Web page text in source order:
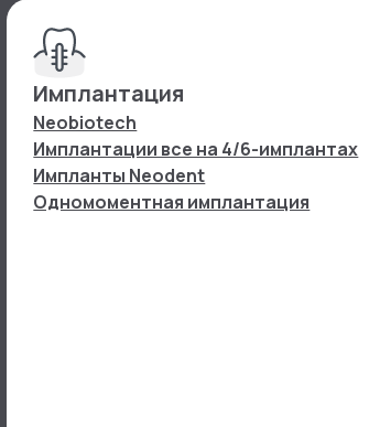
Имплантация
Neobiotech
Имплантации все на 4/6-имплантах
Импланты Neodent
Одномоментная имплантация